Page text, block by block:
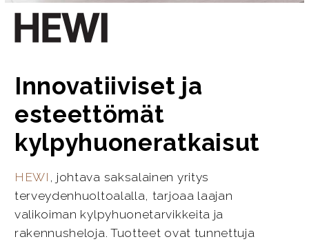
Innovatiiviset ja
esteettömät
kylpyhuoneratkaisut
HEWI , johtava saksalainen yritys
terveydenhuoltoalalla, tarjoaa laajan
valikoiman kylpyhuonetarvikkeita ja
rakennusheloja. Tuotteet ovat tunnettuja